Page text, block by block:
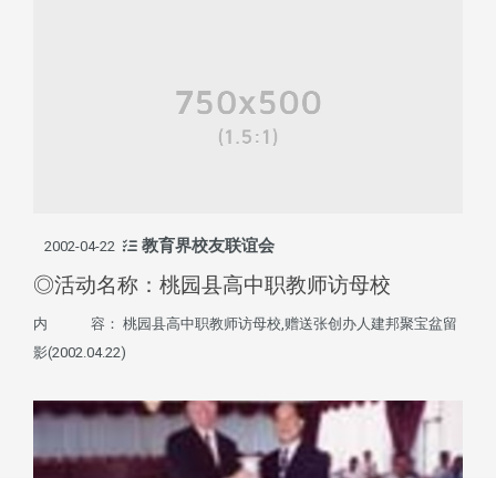
2002-04-22 教育界校友联谊会
◎活动名称：桃园县高中职教师访母校
内 容： 桃园县高中职教师访母校,赠送张创办人建邦聚宝盆留
影(2002.04.22)